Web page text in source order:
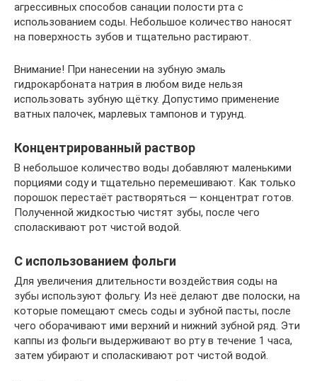
агрессивных способов санации полости рта с
использованием соды. Небольшое количество наносят
на поверхность зубов и тщательно растирают.
Внимание! При нанесении на зубную эмаль
гидрокарбоната натрия в любом виде нельзя
использовать зубную щётку. Допустимо применение
ватных палочек, марлевых тампонов и турунд.
Концентрированный раствор
В небольшое количество воды добавляют маленькими
порциями соду и тщательно перемешивают. Как только
порошок перестаёт растворяться — концентрат готов.
Полученной жидкостью чистят зубы, после чего
споласкивают рот чистой водой.
С использованием фольги
Для увеличения длительности воздействия соды на
зубы используют фольгу. Из неё делают две полоски, на
которые помещают смесь соды и зубной пасты, после
чего оборачивают ими верхний и нижний зубной ряд. Эти
каппы из фольги выдерживают во рту в течение 1 часа,
затем убирают и споласкивают рот чистой водой.